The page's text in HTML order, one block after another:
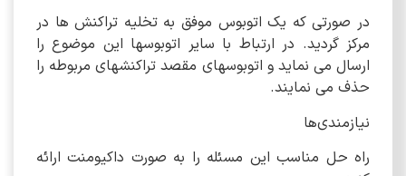
در صورتی که یک اتوبوس موفق به تخلیه تراکنش ها در
مرکز گردید. در ارتباط با سایر اتوبوسها این موضوع را
ارسال می نماید و اتوبوسهای مقصد تراکنشهای مربوطه را
حذف می نمایند.
نیازمندی‌ها
راه حل مناسب این مسئله را به صورت داکیومنت ارائه